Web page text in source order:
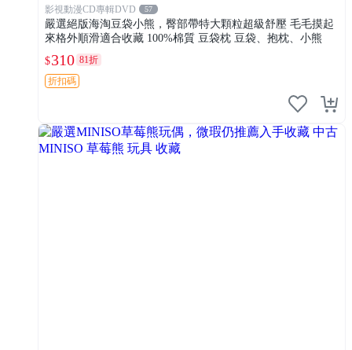
影視動漫CD專輯DVD 57
嚴選絕版海淘豆袋小熊，臀部帶特大顆粒超級舒壓 毛毛摸起
來格外順滑適合收藏 100%棉質 豆袋枕 豆袋、抱枕、小熊
$310 81折
折扣碼